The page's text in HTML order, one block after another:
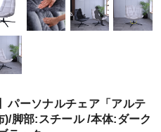
パーソナルチェア「アルテ
脚部:スチール /本体:ダーク